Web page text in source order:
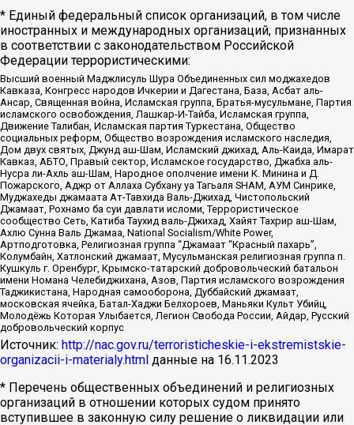
* Единый федеральный список организаций, в том числе
иностранных и международных организаций, признанных
в соответствии с законодательством Российской
Федерации террористическими:
Высший военный Маджлисуль Шура Объединенных сил моджахедов
Кавказа, Конгресс народов Ичкерии и Дагестана, База, Асбат аль-
Ансар, Священная война, Исламская группа, Братья-мусульмане, Партия
исламского освобождения, Лашкар-И-Тайба, Исламская группа,
Движение Талибан, Исламская партия Туркестана, Общество
социальных реформ, Общество возрождения исламского наследия,
Дом двух святых, Джунд аш-Шам, Исламский джихад, Аль-Каида, Имарат
Кавказ, АБТО, Правый сектор, Исламское государство, Джабха аль-
Нусра ли-Ахль аш-Шам, Народное ополчение имени К. Минина и Д.
Пожарского, Аджр от Аллаха Субхану уа Тагьаля SHAM, АУМ Синрике,
Муджахеды джамаата Ат-Тавхида Валь-Джихад, Чистопольский
Джамаат, Рохнамо ба суи давлати исломи, Террористическое
сообщество Сеть, Катиба Таухид валь-Джихад, Хайят Тахрир аш-Шам,
Ахлю Сунна Валь Джамаа, National Socialism/White Power,
Артподготовка, Религиозная группа “Джамаат “Красный пахарь”,
Колумбайн, Хатлонский джамаат, Мусульманская религиозная группа п.
Кушкуль г. Оренбург, Крымско-татарский добровольческий батальон
имени Номана Челебиджихана, Азов, Партия исламского возрождения
Таджикистана, Народная самооборона, Дуббайский джамаат,
московская ячейка, Батал-Хаджи Белхороев, Маньяки Культ Убийц,
Молодёжь Которая Улыбается, Легион Свобода России, Айдар, Русский
добровольческий корпус
Источник: http://nac.gov.ru/terroristicheskie-i-ekstremistskie-
organizacii-i-materialy.html данные на 16.11.2023
* Перечень общественных объединений и религиозных
организаций в отношении которых судом принято
вступившее в законную силу решение о ликвидации или